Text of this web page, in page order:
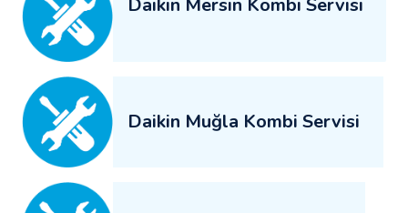
Daikin Muğla Kombi Servisi